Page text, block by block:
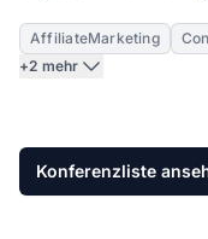
AffiliateMarketing
+2 mehr
Konferenzliste